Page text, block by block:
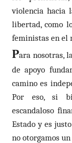
violencia hacia
libertad, como
feministas en el
Para nosotras,
de apoyo
camino es
Por eso, si
escandaloso
Estado y es
no otorgamos